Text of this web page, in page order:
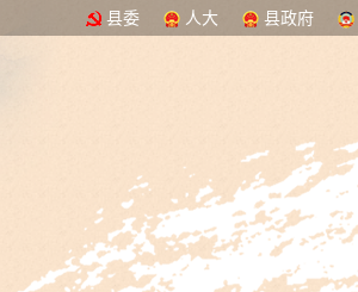
县委 人大 县政府